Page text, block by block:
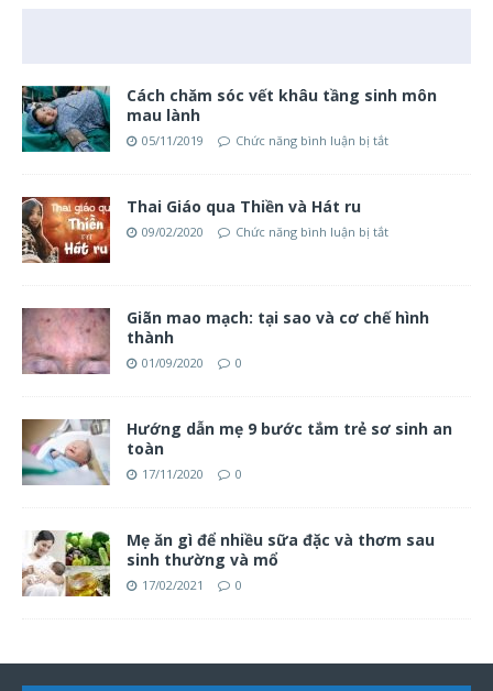
Cách chăm sóc vết khâu tầng sinh môn
mau lành
05/11/2019 Chức năng bình luận bị tắt
Thai Giáo qua Thiền và Hát ru
09/02/2020 Chức năng bình luận bị tắt
Giãn mao mạch: tại sao và cơ chế hình
thành
01/09/2020 0
Hướng dẫn mẹ 9 bước tắm trẻ sơ sinh an
toàn
17/11/2020 0
Mẹ ăn gì để nhiều sữa đặc và thơm sau
sinh thường và mổ
17/02/2021 0